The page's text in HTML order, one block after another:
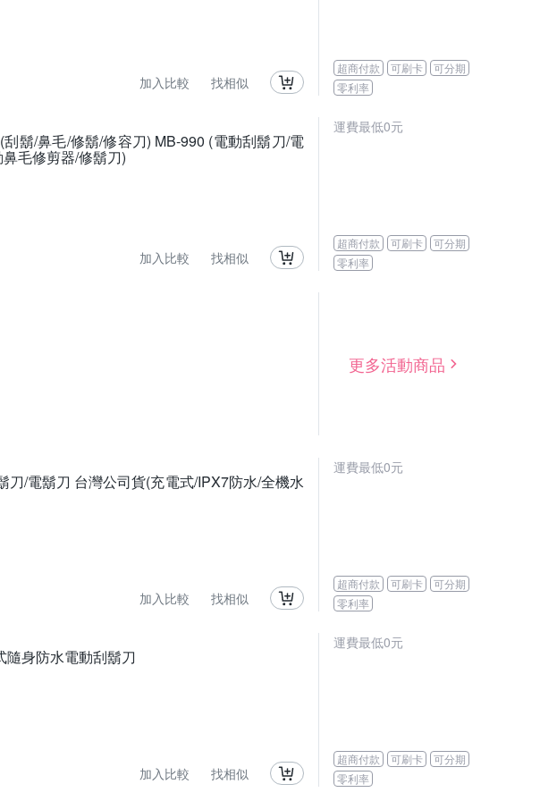
加入比較 找相似
超商付款 可刷卡
可分期
零利率
鬍/鼻毛/修鬍/修容刀) MB-990 (電動刮鬍刀/電
毛修剪器/修鬍刀)
加入比較 找相似
運費最低0元
超商付款 可刷卡
可分期
零利率
更多活動商品
/電鬍刀 台灣公司貨(充電式/IPX7防水/全機水
加入比較 找相似
運費最低0元
超商付款 可刷卡
可分期
零利率
身防水電動刮鬍刀
加入比較 找相似
運費最低0元
超商付款 可刷卡
可分期
零利率